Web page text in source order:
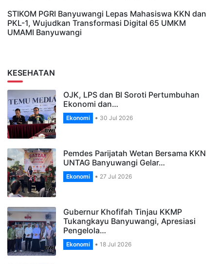
STIKOM PGRI Banyuwangi Lepas Mahasiswa KKN dan
PKL-1, Wujudkan Transformasi Digital 65 UMKM
UMAMI Banyuwangi
KESEHATAN
OJK, LPS dan BI Soroti Pertumbuhan
Ekonomi dan…
Ekonomi 30 Jul 2026
Pemdes Parijatah Wetan Bersama KKN
UNTAG Banyuwangi Gelar…
Ekonomi 27 Jul 2026
Gubernur Khofifah Tinjau KKMP
Tukangkayu Banyuwangi, Apresiasi
Pengelola…
Ekonomi 18 Jul 2026